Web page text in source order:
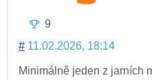
9
# 11.02.2026, 18:14
Minimálně jeden z jarních